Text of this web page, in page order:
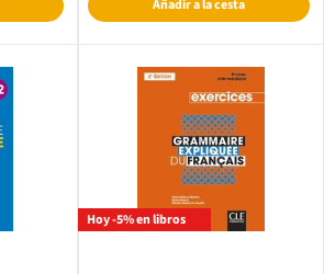
Añadir a la cesta
Hoy -5% en libros